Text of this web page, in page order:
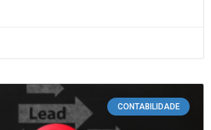
CONTABILIDADE